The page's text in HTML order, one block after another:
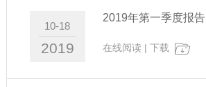
10-18
2019
2019年第一季度报告
在线阅读 | 下载